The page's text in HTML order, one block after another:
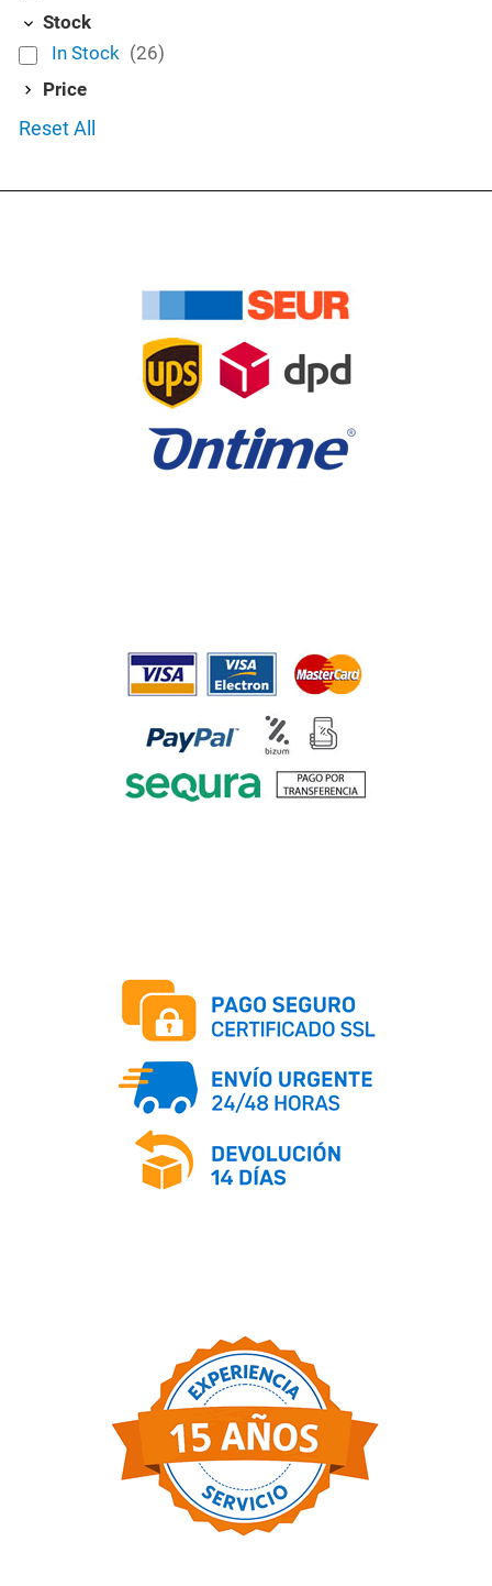
Stock
In Stock (26)
Price
Reset All